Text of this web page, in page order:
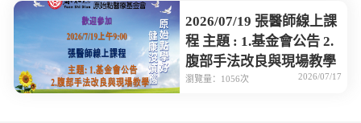
2026/07/19 張醫師線上課
程 主題 : 1.基金會公告 2.
腹部手法改良與現場教學
瀏覽量：1056次 2026/07/17